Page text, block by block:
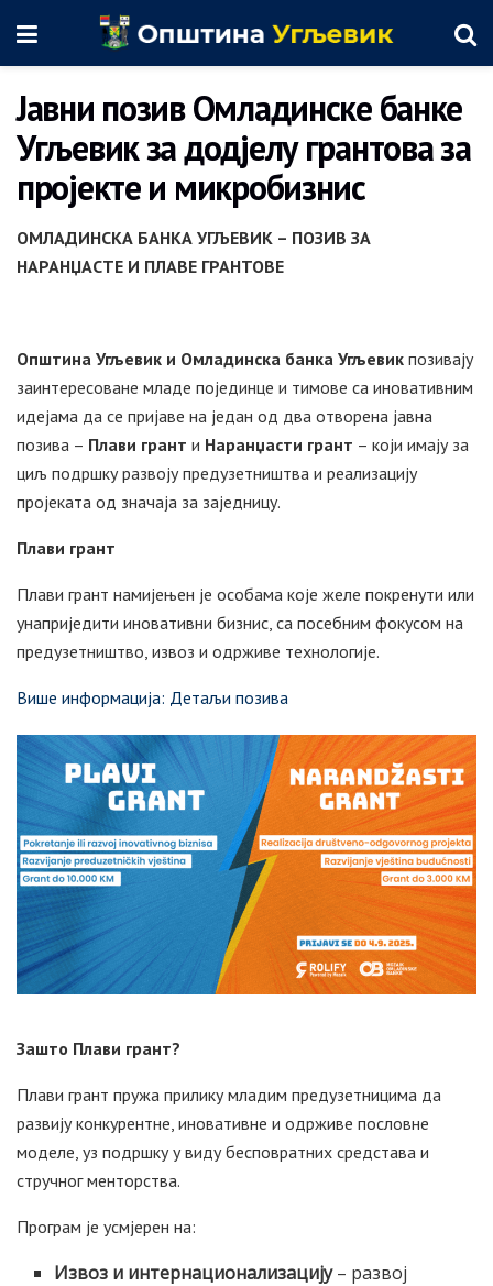
Јавни позив Омладинске банке
Угљевик за додјелу грантова за
пројекте и микробизнис
ОМЛАДИНСКА БАНКА УГЉЕВИК – ПОЗИВ ЗА
НАРАНЏАСТЕ И ПЛАВЕ ГРАНТОВЕ
Општина Угљевик и Омладинска банка Угљевик позивају
заинтересоване младе појединце и тимове са иновативним
идејама да се пријаве на један од два отворена јавна
позива – Плави грант и Наранџасти грант – који имају за
циљ подршку развоју предузетништва и реализацију
пројеката од значаја за заједницу.
Плави грант
Плави грант намијењен је особама које желе покренути или
унаприједити иновативни бизнис, са посебним фокусом на
предузетништво, извоз и одрживе технологије.
Више информација: Детаљи позива
Зашто Плави грант?
Плави грант пружа прилику младим предузетницима да
развију конкурентне, иновативне и одрживе пословне
моделе, уз подршку у виду бесповратних средстава и
стручног менторства.
Програм је усмјерен на:
Извоз и интернационализацију– развој